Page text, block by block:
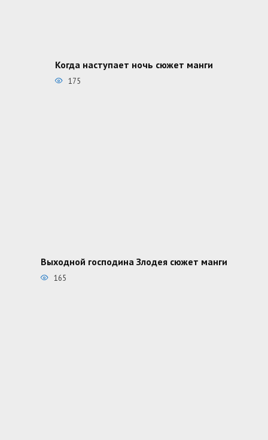
Когда наступает ночь сюжет манги
175
Выходной господина Злодея сюжет манги
165